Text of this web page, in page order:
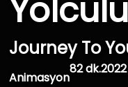
Journey To
Animasyon
82 dk.2022